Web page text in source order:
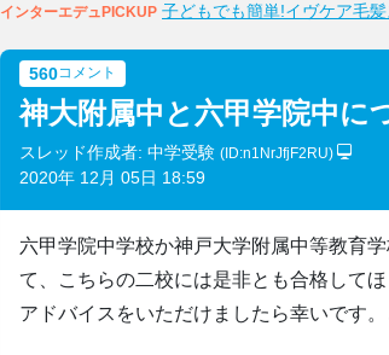
インターエデュPICKUP 子どもでも簡単!イヴケア毛
560コメント
神大附属中と六甲学院中に
スレッド作成者: 中学受験 (ID:n1NrJfjF2RU)
2020年 12月 05日 18:59
六甲学院中学校か神戸大学附属中等教育
て、こちらの二校には是非とも合格して
アドバイスをいただけましたら幸いです